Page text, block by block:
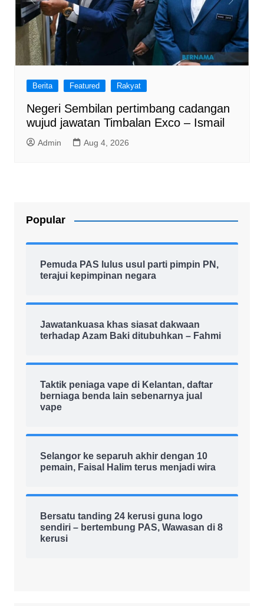
Berita Featured Rakyat
Negeri Sembilan pertimbang cadangan
wujud jawatan Timbalan Exco – Ismail
Admin Aug 4, 2026
Popular
Pemuda PAS lulus usul parti pimpin PN,
terajui kepimpinan negara
Jawatankuasa khas siasat dakwaan
terhadap Azam Baki ditubuhkan – Fahmi
Taktik peniaga vape di Kelantan, daftar
berniaga benda lain sebenarnya jual
vape
Selangor ke separuh akhir dengan 10
pemain, Faisal Halim terus menjadi wira
Bersatu tanding 24 kerusi guna logo
sendiri – bertembung PAS, Wawasan di 8
kerusi